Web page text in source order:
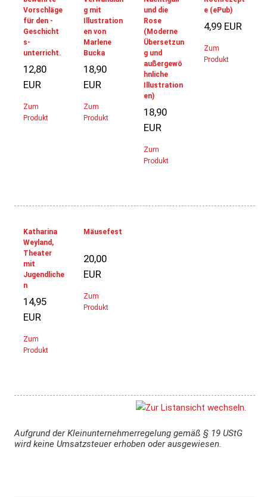
Vorschläge
für den ­
Geschicht
s­
unterricht.
12,80
EUR
Zum
Produkt
g mit
Illustration
en von
Marlene
Bucka
18,90
EUR
Zum
Produkt
und die
Rose
(Moderne
Übersetzun
g und
außergewö
hnliche
Illustration
en)
18,90
EUR
Zum
Produkt
e (ePub)
4,99 EUR
Zum
Produkt
Katharina
Weyland,
Theater
mit
Jugendliche
n
14,95
EUR
Zum
Produkt
Mäusefest
20,00
EUR
Zum
Produkt
Aufgrund der Kleinunternehmerregelung gemäß § 19 UStG
wird keine Umsatzsteuer erhoben oder ausgewiesen.
Widerrufsformular